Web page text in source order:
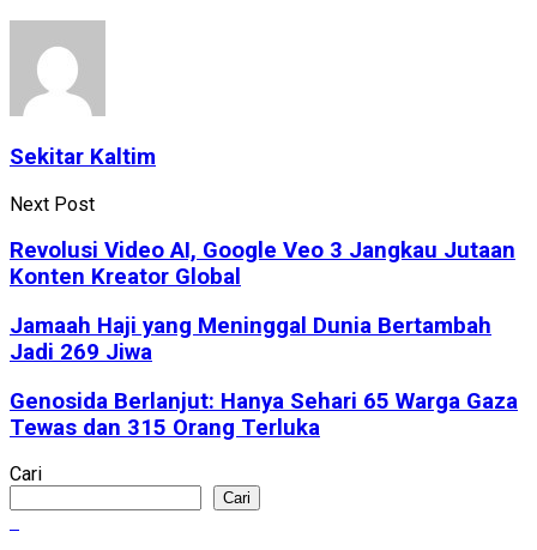
Sekitar Kaltim
Next Post
Revolusi Video AI, Google Veo 3 Jangkau Jutaan
Konten Kreator Global
Jamaah Haji yang Meninggal Dunia Bertambah
Jadi 269 Jiwa
Genosida Berlanjut: Hanya Sehari 65 Warga Gaza
Tewas dan 315 Orang Terluka
Cari
Cari